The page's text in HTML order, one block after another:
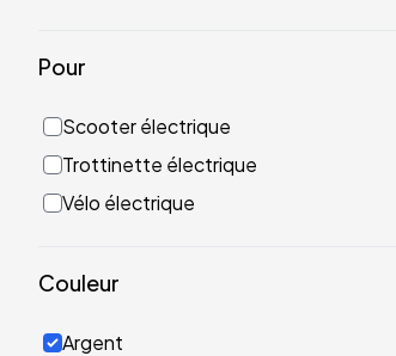
Pour
Scooter électrique
Trottinette électrique
Vélo électrique
Couleur
Argent